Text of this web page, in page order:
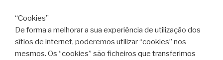
“Cookies”
De forma a melhorar a sua experiência de utilização dos
sítios de internet, poderemos utilizar “cookies” nos
mesmos. Os “cookies” são ficheiros que transferimos